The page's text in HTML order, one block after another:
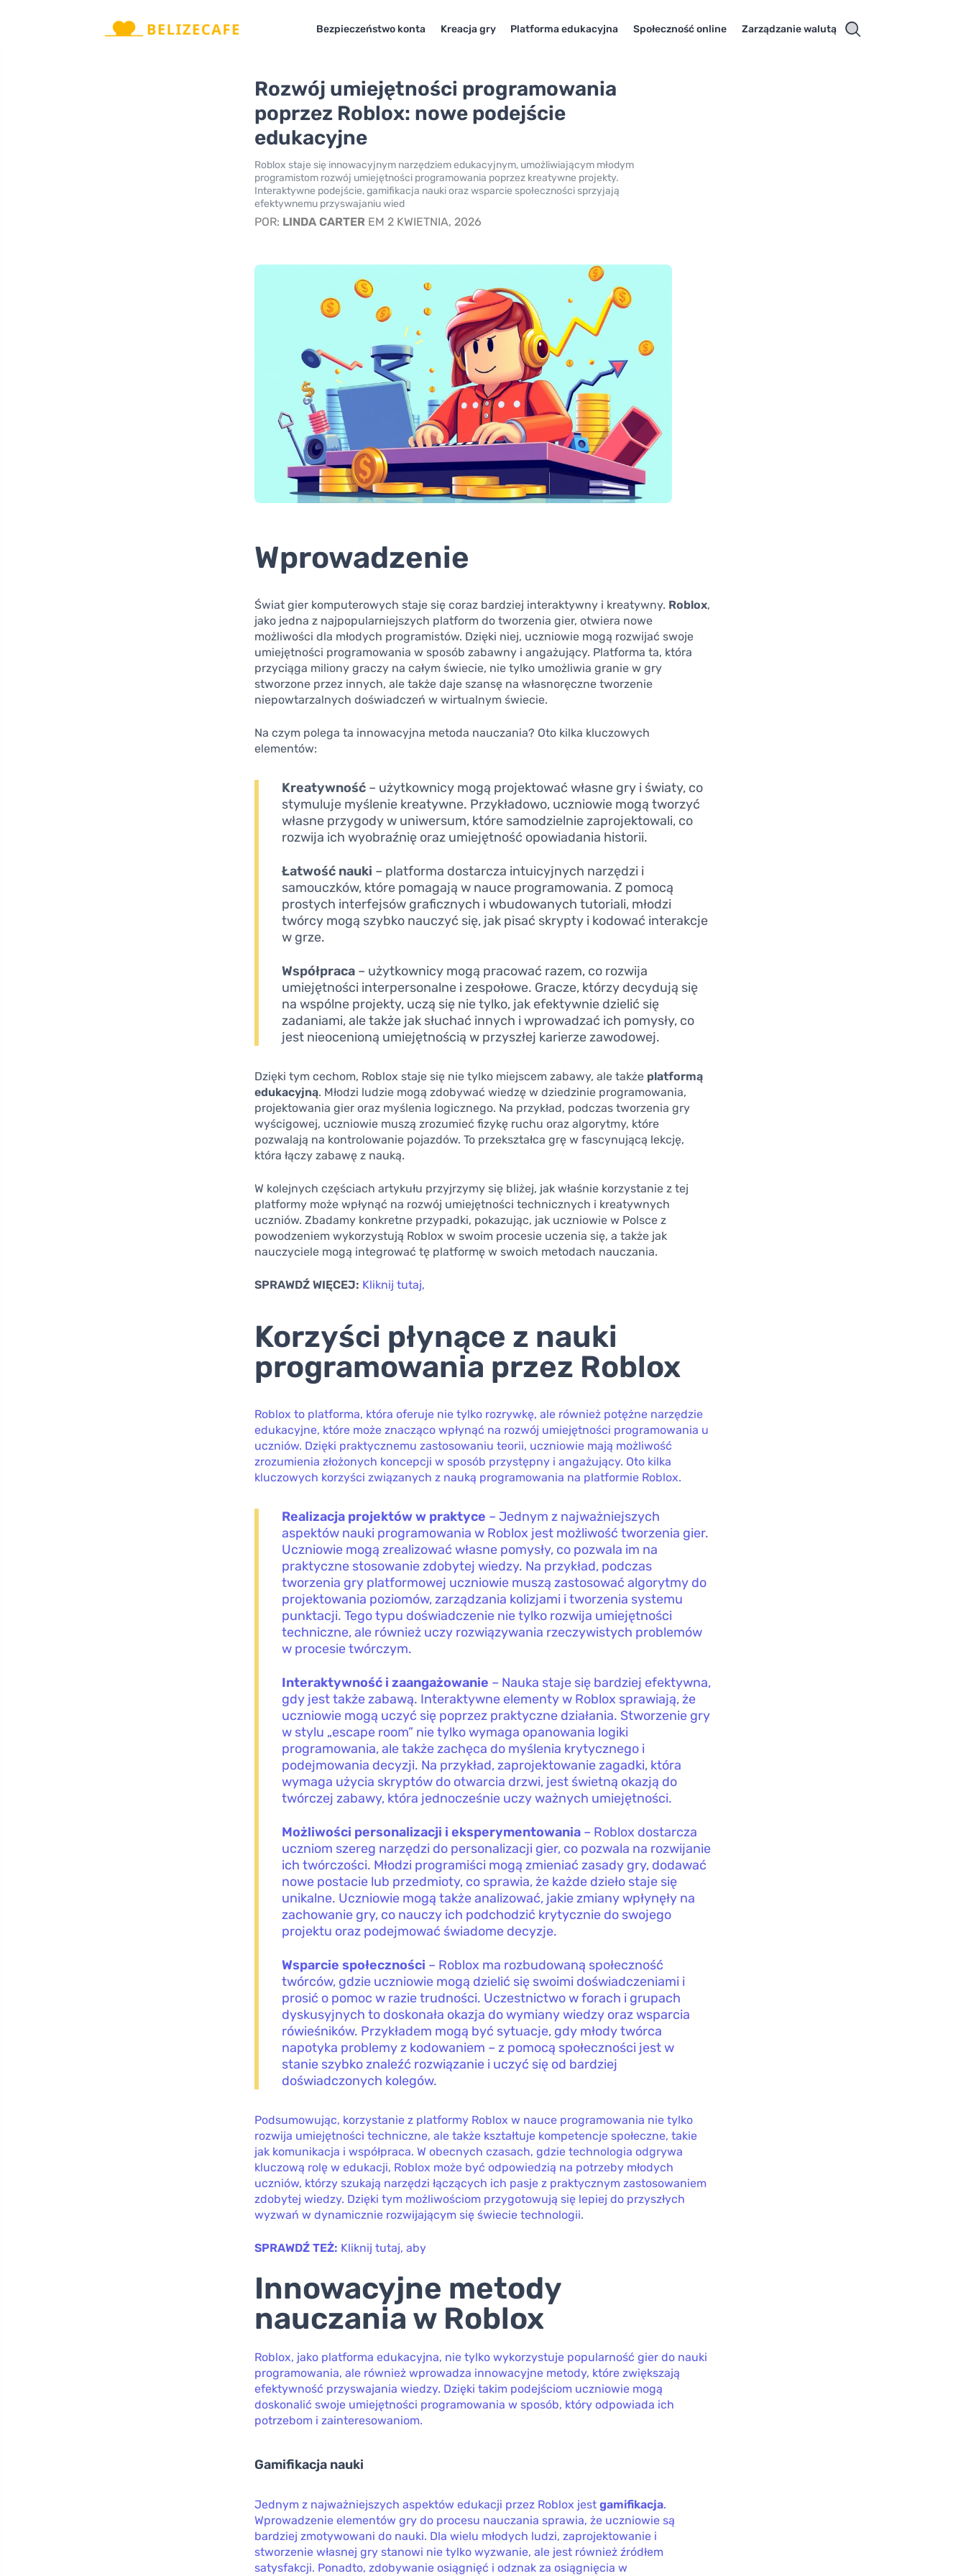
Bezpieczeństwo konta Kreacja gry Platforma edukacyjna Społeczność online Zarządzanie walutą
Rozwój umiejętności programowania
poprzez Roblox: nowe podejście
edukacyjne
Roblox staje się innowacyjnym narzędziem edukacyjnym, umożliwiającym młodym
programistom rozwój umiejętności programowania poprzez kreatywne projekty.
Interaktywne podejście, gamifikacja nauki oraz wsparcie społeczności sprzyjają
efektywnemu przyswajaniu wied
POR: LINDA CARTER EM 2 KWIETNIA, 2026
Wprowadzenie
Świat gier komputerowych staje się coraz bardziej interaktywny i kreatywny. Roblox,
jako jedna z najpopularniejszych platform do tworzenia gier, otwiera nowe
możliwości dla młodych programistów. Dzięki niej, uczniowie mogą rozwijać swoje
umiejętności programowania w sposób zabawny i angażujący. Platforma ta, która
przyciąga miliony graczy na całym świecie, nie tylko umożliwia granie w gry
stworzone przez innych, ale także daje szansę na własnoręczne tworzenie
niepowtarzalnych doświadczeń w wirtualnym świecie.
Na czym polega ta innowacyjna metoda nauczania? Oto kilka kluczowych
elementów:
Kreatywność – użytkownicy mogą projektować własne gry i światy, co
stymuluje myślenie kreatywne. Przykładowo, uczniowie mogą tworzyć
własne przygody w uniwersum, które samodzielnie zaprojektowali, co
rozwija ich wyobraźnię oraz umiejętność opowiadania historii.
Łatwość nauki – platforma dostarcza intuicyjnych narzędzi i
samouczków, które pomagają w nauce programowania. Z pomocą
prostych interfejsów graficznych i wbudowanych tutoriali, młodzi
twórcy mogą szybko nauczyć się, jak pisać skrypty i kodować interakcje
w grze.
Współpraca – użytkownicy mogą pracować razem, co rozwija
umiejętności interpersonalne i zespołowe. Gracze, którzy decydują się
na wspólne projekty, uczą się nie tylko, jak efektywnie dzielić się
zadaniami, ale także jak słuchać innych i wprowadzać ich pomysły, co
jest nieocenioną umiejętnością w przyszłej karierze zawodowej.
Dzięki tym cechom, Roblox staje się nie tylko miejscem zabawy, ale także platformą
edukacyjną. Młodzi ludzie mogą zdobywać wiedzę w dziedzinie programowania,
projektowania gier oraz myślenia logicznego. Na przykład, podczas tworzenia gry
wyścigowej, uczniowie muszą zrozumieć fizykę ruchu oraz algorytmy, które
pozwalają na kontrolowanie pojazdów. To przekształca grę w fascynującą lekcję,
która łączy zabawę z nauką.
W kolejnych częściach artykułu przyjrzymy się bliżej, jak właśnie korzystanie z tej
platformy może wpłynąć na rozwój umiejętności technicznych i kreatywnych
uczniów. Zbadamy konkretne przypadki, pokazując, jak uczniowie w Polsce z
powodzeniem wykorzystują Roblox w swoim procesie uczenia się, a także jak
nauczyciele mogą integrować tę platformę w swoich metodach nauczania.
SPRAWDŹ WIĘCEJ: Kliknij tutaj,
Korzyści płynące z nauki
programowania przez Roblox
Roblox to platforma, która oferuje nie tylko rozrywkę, ale również potężne narzędzie
edukacyjne, które może znacząco wpłynąć na rozwój umiejętności programowania u
uczniów. Dzięki praktycznemu zastosowaniu teorii, uczniowie mają możliwość
zrozumienia złożonych koncepcji w sposób przystępny i angażujący. Oto kilka
kluczowych korzyści związanych z nauką programowania na platformie Roblox.
Realizacja projektów w praktyce – Jednym z najważniejszych
aspektów nauki programowania w Roblox jest możliwość tworzenia gier.
Uczniowie mogą zrealizować własne pomysły, co pozwala im na
praktyczne stosowanie zdobytej wiedzy. Na przykład, podczas
tworzenia gry platformowej uczniowie muszą zastosować algorytmy do
projektowania poziomów, zarządzania kolizjami i tworzenia systemu
punktacji. Tego typu doświadczenie nie tylko rozwija umiejętności
techniczne, ale również uczy rozwiązywania rzeczywistych problemów
w procesie twórczym.
Interaktywność i zaangażowanie – Nauka staje się bardziej efektywna,
gdy jest także zabawą. Interaktywne elementy w Roblox sprawiają, że
uczniowie mogą uczyć się poprzez praktyczne działania. Stworzenie gry
w stylu „escape room” nie tylko wymaga opanowania logiki
programowania, ale także zachęca do myślenia krytycznego i
podejmowania decyzji. Na przykład, zaprojektowanie zagadki, która
wymaga użycia skryptów do otwarcia drzwi, jest świetną okazją do
twórczej zabawy, która jednocześnie uczy ważnych umiejętności.
Możliwości personalizacji i eksperymentowania – Roblox dostarcza
uczniom szereg narzędzi do personalizacji gier, co pozwala na rozwijanie
ich twórczości. Młodzi programiści mogą zmieniać zasady gry, dodawać
nowe postacie lub przedmioty, co sprawia, że każde dzieło staje się
unikalne. Uczniowie mogą także analizować, jakie zmiany wpłynęły na
zachowanie gry, co nauczy ich podchodzić krytycznie do swojego
projektu oraz podejmować świadome decyzje.
Wsparcie społeczności – Roblox ma rozbudowaną społeczność
twórców, gdzie uczniowie mogą dzielić się swoimi doświadczeniami i
prosić o pomoc w razie trudności. Uczestnictwo w forach i grupach
dyskusyjnych to doskonała okazja do wymiany wiedzy oraz wsparcia
rówieśników. Przykładem mogą być sytuacje, gdy młody twórca
napotyka problemy z kodowaniem – z pomocą społeczności jest w
stanie szybko znaleźć rozwiązanie i uczyć się od bardziej
doświadczonych kolegów.
Podsumowując, korzystanie z platformy Roblox w nauce programowania nie tylko
rozwija umiejętności techniczne, ale także kształtuje kompetencje społeczne, takie
jak komunikacja i współpraca. W obecnych czasach, gdzie technologia odgrywa
kluczową rolę w edukacji, Roblox może być odpowiedzią na potrzeby młodych
uczniów, którzy szukają narzędzi łączących ich pasje z praktycznym zastosowaniem
zdobytej wiedzy. Dzięki tym możliwościom przygotowują się lepiej do przyszłych
wyzwań w dynamicznie rozwijającym się świecie technologii.
SPRAWDŹ TEŻ: Kliknij tutaj, aby
Innowacyjne metody
nauczania w Roblox
Roblox, jako platforma edukacyjna, nie tylko wykorzystuje popularność gier do nauki
programowania, ale również wprowadza innowacyjne metody, które zwiększają
efektywność przyswajania wiedzy. Dzięki takim podejściom uczniowie mogą
doskonalić swoje umiejętności programowania w sposób, który odpowiada ich
potrzebom i zainteresowaniom.
Gamifikacja nauki
Jednym z najważniejszych aspektów edukacji przez Roblox jestgamifikacja.
Wprowadzenie elementów gry do procesu nauczania sprawia, że uczniowie są
bardziej zmotywowani do nauki. Dla wielu młodych ludzi, zaprojektowanie i
stworzenie własnej gry stanowi nie tylko wyzwanie, ale jest również źródłem
satysfakcji. Ponadto, zdobywanie osiągnięć i odznak za osiągnięcia w